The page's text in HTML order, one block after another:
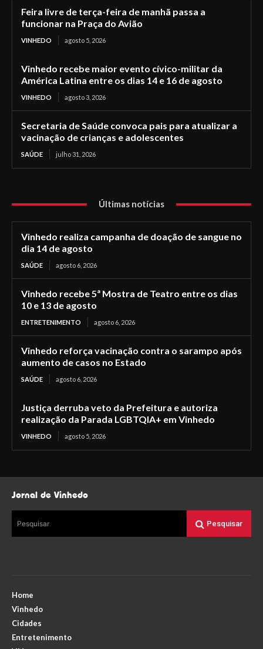
Feira livre de terça-feira de manhã passa a
funcionar na Praça do Avião
VINHEDO agosto 5, 2026
Vinhedo recebe maior evento cívico-militar da
América Latina entre os dias 14 e 16 de agosto
VINHEDO agosto 3, 2026
Secretaria de Saúde convoca pais para atualizar a
vacinação de crianças e adolescentes
SAÚDE julho 31, 2026
Últimas notícias
Vinhedo realiza campanha de doação de sangue no
dia 14 de agosto
SAÚDE agosto 6, 2026
Vinhedo recebe 5ª Mostra de Teatro entre os dias
10 e 13 de agosto
ENTRETENIMENTO agosto 6, 2026
Vinhedo reforça vacinação contra o sarampo após
aumento de casos no Estado
SAÚDE agosto 6, 2026
Justiça derruba veto da Prefeitura e autoriza
realização da Parada LGBTQIA+ em Vinhedo
VINHEDO agosto 5, 2026
Jornal de Vinhedo
Pesquisar Pesquisar
Home
Vinhedo
Cidades
Entretenimento